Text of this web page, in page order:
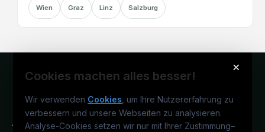
Wien Graz Linz Salzburg
×
Cookies machen alles besser!
Wir verwenden Cookies , um Ihre Nutzererfahrung zu
verbessern und unsere Webseiten zu analysieren.
Analyse-Cookies setzen wir nur mit Ihrer Zustimmung–